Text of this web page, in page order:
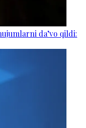
da’vo qildi: